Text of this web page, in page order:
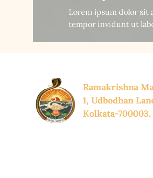
Lorem ipsum dolor sit
tempor invidunt ut
Ramakrishna
1, Udbodhan
Kolkata-